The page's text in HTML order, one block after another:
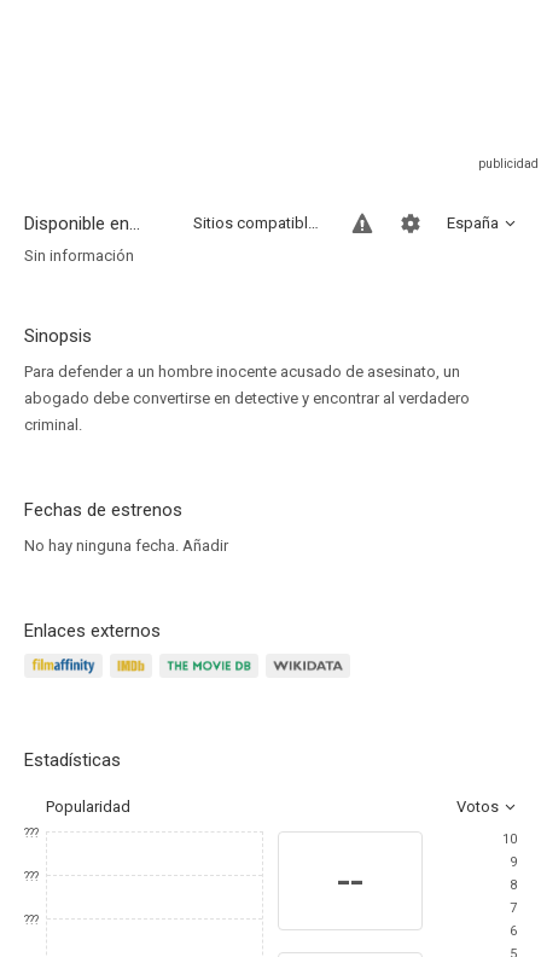
Disponible en... España
Sitios compatibles
Sin información
Sinopsis
Para defender a un hombre inocente acusado de asesinato, un
abogado debe convertirse en detective y encontrar al verdadero
criminal.
Fechas de estrenos
No hay ninguna fecha. Añadir
Enlaces externos
Estadísticas
Popularidad Votos
???
???
???
--
10
9
8
7
6